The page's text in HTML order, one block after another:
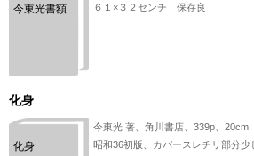
今東光書額
６１×３２センチ 保存良
化身
化身
今東光 著、角川書店、339p、20cm
昭和36初版、カバースレチリ部分少